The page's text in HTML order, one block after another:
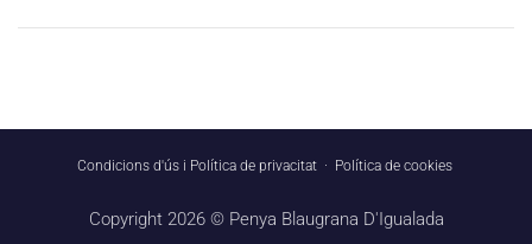
Condicions d'ús i Política de privacitat· Política de cookies
Copyright 2026 © Penya Blaugrana D'Igualada